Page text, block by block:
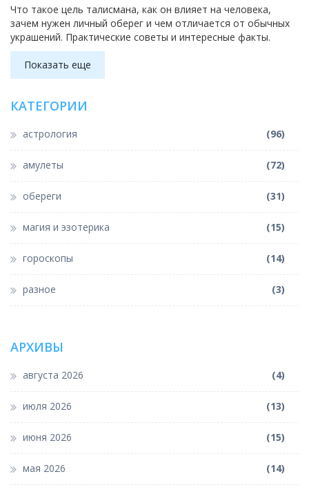
Что такое цель талисмана, как он влияет на человека,
зачем нужен личный оберег и чем отличается от обычных
украшений. Практические советы и интересные факты.
Показать еще
КАТЕГОРИИ
астрология (96)
амулеты (72)
обереги (31)
магия и эзотерика (15)
гороскопы (14)
разное (3)
АРХИВЫ
августа 2026 (4)
июля 2026 (13)
июня 2026 (15)
мая 2026 (14)